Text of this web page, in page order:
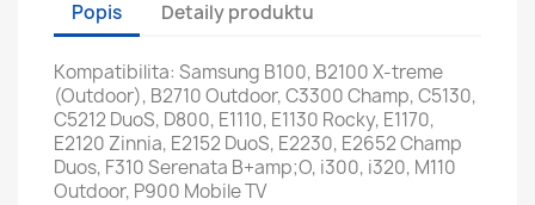
Popis Detaily produktu
Kompatibilita: Samsung B100, B2100 X-treme
(Outdoor), B2710 Outdoor, C3300 Champ, C5130,
C5212 DuoS, D800, E1110, E1130 Rocky, E1170,
E2120 Zinnia, E2152 DuoS, E2230, E2652 Champ
Duos, F310 Serenata B+amp;O, i300, i320, M110
Outdoor, P900 Mobile TV